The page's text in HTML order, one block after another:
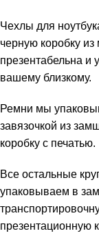
Чехлы для
черную коробку
презентабельна и
вашему близкому.
Ремни мы
завязочкой из
коробку с печатью.
Все остальные
упаковываем в
презентационную